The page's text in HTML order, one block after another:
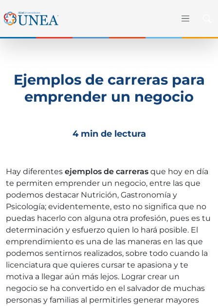
Ejemplos de carreras para
emprender un negocio
4 min de lectura
Hay diferentes ejemplos de carreras que hoy en día
te permiten emprender un negocio, entre las que
podemos destacar Nutrición, Gastronomía y
Psicología; evidentemente, esto no significa que no
puedas hacerlo con alguna otra profesión, pues es tu
determinación y esfuerzo quien lo hará posible. El
emprendimiento es una de las maneras en las que
podemos sentirnos realizados, sobre todo cuando la
licenciatura que quieres cursar te apasiona y te
motiva a llegar aún más lejos. Lograr crear un
negocio se ha convertido en el salvador de muchas
personas y familias al permitirles generar mayores